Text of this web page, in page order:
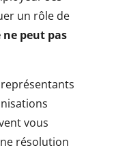
un rôle de
ne peut pas
vous
résolution